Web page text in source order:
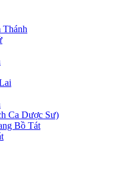
Ca Dược Sư)
Bồ Tát